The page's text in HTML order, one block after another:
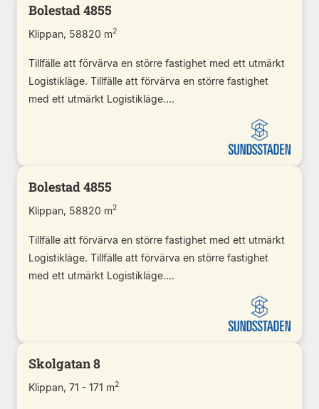
Bolestad 4855
Klippan, 58820 m2
Tillfälle att förvärva en större fastighet med ett utmärkt
Logistikläge. Tillfälle att förvärva en större fastighet
med ett utmärkt Logistikläge....
Bolestad 4855
Klippan, 58820 m2
Tillfälle att förvärva en större fastighet med ett utmärkt
Logistikläge. Tillfälle att förvärva en större fastighet
med ett utmärkt Logistikläge....
Skolgatan 8
Klippan, 71 - 171 m2